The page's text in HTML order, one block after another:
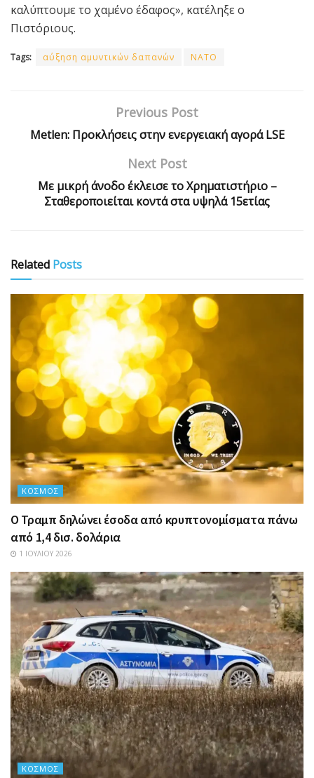
καλύπτουμε το χαμένο έδαφος», κατέληξε ο
Πιστόριους.
Tags: αύξηση αμυντικών δαπανών ΝΑΤΟ
Previous Post
Metlen: Προκλήσεις στην ενεργειακή αγορά LSE
Next Post
Με μικρή άνοδο έκλεισε το Χρηματιστήριο –
Σταθεροποιείται κοντά στα υψηλά 15ετίας
Related Posts
ΚΌΣΜΟΣ
Ο Τραμπ δηλώνει έσοδα από κρυπτονομίσματα πάνω
από 1,4 δισ. δολάρια
1 ΙΟΥΛΊΟΥ 2026
ΚΌΣΜΟΣ